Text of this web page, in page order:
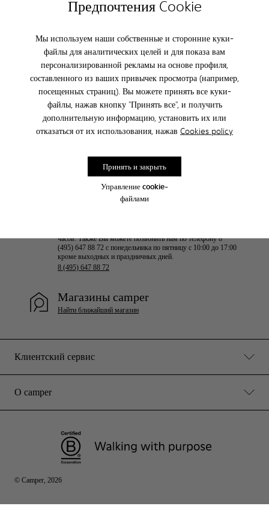
Предпочтения Cookie
Мы используем наши собственные и сторонние куки-
файлы для аналитических целей и для показа вам
персонализированной рекламы на основе профиля,
составленного из ваших привычек просмотра (например,
посещенных страниц). Вы можете принять все куки-
файлы, нажав кнопку "Принять все", и получить
дополнительную информацию, установить их или
отказаться от их использования, нажав Cookies policy
Управление cookie-
файлами
Принять и закрыть
ПОДПИШИТЕСЬ И ПОЛУЧИТЕ
СКИДКУ 10%
Став частью семьи Camper вы получите информацию о новинках,
подписаться
Клиентский сервис
О camper
часов. Также Вы можете позвонить нам по телефону 8
(495) 647 88 72 с понедельника по пятницу с 10:00 до 17:00
кроме выходных и праздничных дней.
8 (495) 647 88 72
Магазины camper
Найти ближайший магазин
© Camper, 2026
Россия